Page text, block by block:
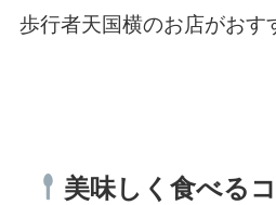
歩行者天国横のお店がおす
美味しく食べる